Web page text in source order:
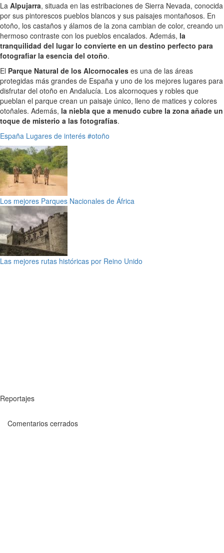
La Alpujarra, situada en las estribaciones de Sierra Nevada, conocida
por sus pintorescos pueblos blancos y sus paisajes montañosos. En
otoño, los castaños y álamos de la zona cambian de color, creando un
hermoso contraste con los pueblos encalados. Además, la
tranquilidad del lugar lo convierte en un destino perfecto para
fotografiar la esencia del otoño.
El Parque Natural de los Alcornocales es una de las áreas
protegidas más grandes de España y uno de los mejores lugares para
disfrutar del otoño en Andalucía. Los alcornoques y robles que
pueblan el parque crean un paisaje único, lleno de matices y colores
otoñales. Además, la niebla que a menudo cubre la zona añade un
toque de misterio a las fotografías.
España Lugares de interés #otoño
Los mejores Parques Nacionales de África
Las mejores rutas históricas por Reino Unido
Reportajes
Comentarios cerrados